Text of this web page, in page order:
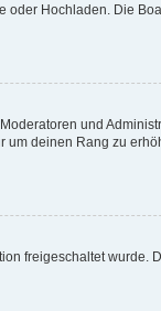
Hochladen. Die
und
um deinen Rang zu
freigeschaltet wurde.